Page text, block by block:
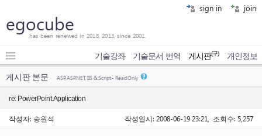
sign in join
egocube
has been renewed in 2018, 2013, since 2001.
기술강좌 기술문서 번역 게시판(구) 개인정보
게시판 본문 ASP, ASP.NET, IIS & Script - Read Only
re: PowerPoint.Application
작성자: 송원석 작성일시: 2008-06-19 23:21, 조회수: 5,257